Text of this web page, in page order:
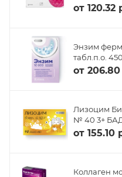
от 120.32
Энзим
табл.п.о.
от
Лизоцим
№ 40 3+
от 155.10
Коллаген